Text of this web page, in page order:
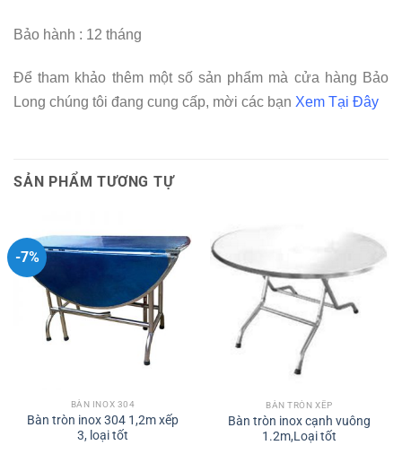
Bảo hành : 12 tháng
Để tham khảo thêm một số sản phẩm mà cửa hàng Bảo
Long chúng tôi đang cung cấp, mời các bạn Xem Tại Đây
SẢN PHẨM TƯƠNG TỰ
-7%
BÀN INOX 304
Bàn tròn inox 304 1,2m xếp
3, loại tốt
BÀN TRÒN XẾP
Bàn tròn inox cạnh vuông
1.2m,Loại tốt